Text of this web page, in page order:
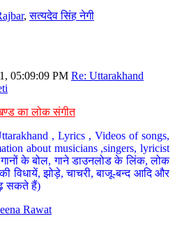
,सत्यदेव सिंह नेगी
05:09:09 PM Re: Uttarakhand
का लोक संगीत
, Lyrics , Videos of songs,
about musicians ,singers, lyricist
के बोल, गाने डाउनलोड के लिंक, लोक
विधायें, झोड़े, चाचरी, बाजू-बन्द आदि और
सकते हैं)
Rawat